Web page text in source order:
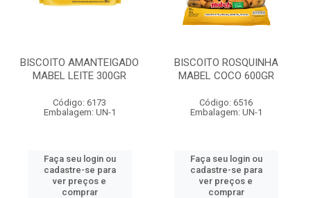
BISCOITO AMANTEIGADO
MABEL LEITE 300GR
Código: 6173
Embalagem: UN-1
Faça seu login ou
cadastre-se para
ver preços e
comprar
BISCOITO ROSQUINHA
MABEL COCO 600GR
Código: 6516
Embalagem: UN-1
Faça seu login ou
cadastre-se para
ver preços e
comprar